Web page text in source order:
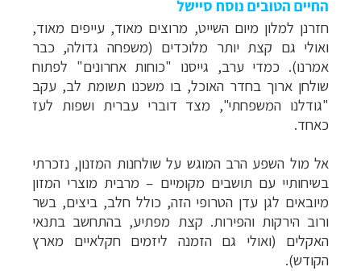
החיים הטובים נוסח סיישל
חזרנן למלון מיום השייט, מרוצים מאוד, עייפים מאוד,
ואולי גם קצת יותר מלוכדים (משפחה גדולה, כבר
אמרנו). כמדי ערב, גייסנו "כוחות אחרונים" לפתוח
שולחן ארוך בחדר האוכל, בו משכנו תשומת לב, עקב
"גודלנו המשפחתי", מצד דוברי עברית ושפות לעז
כאחד.
אל מול השפע הרב המוגש על שולחנות המזנון, נזכרתי
בשיחותיי עם תושבים מקומיים –מרבית מוצרי המזון
מיובאים לגן עדן הטרופי הזה, כולל חלב, ביצים, בשר
ורוב הירקות והפירות. קצת מפתיע, בהתחשב בתנאי
האקלים (ואולי גם הזמנה ליזמים חקלאיים מארץ
הקודש).